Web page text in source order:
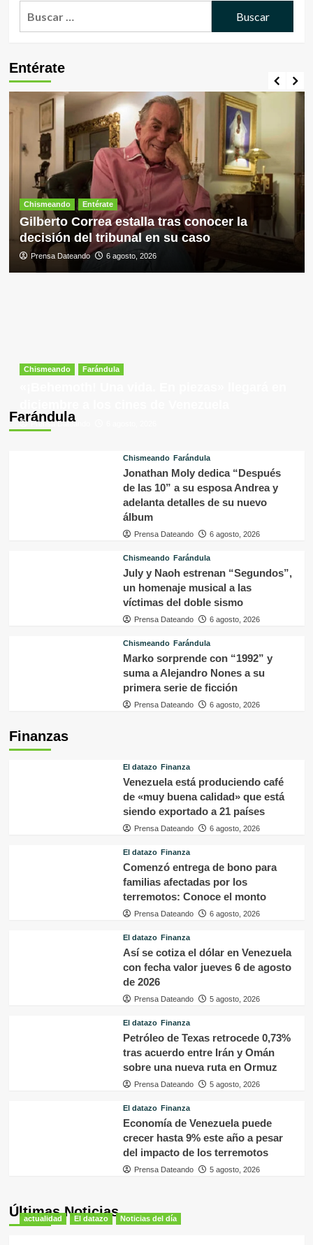
Entérate
Chismeando Entérate
Gilberto Correa estalla tras conocer la
decisión del tribunal en su caso
Prensa Dateando 6 agosto, 2026
Farándula
Chismeando Farándula
Prensa Dateando
Chismeando Farándula
Jonathan Moly dedica “Después
de las 10” a su esposa Andrea y
adelanta detalles de su nuevo
álbum
Prensa Dateando 6 agosto, 2026
Chismeando Farándula
July y Naoh estrenan “Segundos”,
un homenaje musical a las
víctimas del doble sismo
Prensa Dateando 6 agosto, 2026
Chismeando Farándula
Marko sorprende con “1992” y
suma a Alejandro Nones a su
primera serie de ficción
Prensa Dateando 6 agosto, 2026
Finanzas
El datazo Finanza
Venezuela está produciendo café
de «muy buena calidad» que está
siendo exportado a 21 países
Prensa Dateando 6 agosto, 2026
El datazo Finanza
Comenzó entrega de bono para
familias afectadas por los
terremotos: Conoce el monto
Prensa Dateando 6 agosto, 2026
El datazo Finanza
Así se cotiza el dólar en Venezuela
con fecha valor jueves 6 de agosto
de 2026
Prensa Dateando 5 agosto, 2026
El datazo Finanza
Petróleo de Texas retrocede 0,73%
tras acuerdo entre Irán y Omán
sobre una nueva ruta en Ormuz
Prensa Dateando 5 agosto, 2026
El datazo Finanza
Economía de Venezuela puede
crecer hasta 9% este año a pesar
del impacto de los terremotos
Prensa Dateando 5 agosto, 2026
Últimas Noticias
actualidad El datazo Noticias del día